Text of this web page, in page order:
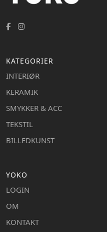
KATEGORIER
INTERIØR
KERAMIK
SMYKKER & ACC
TEKSTIL
BILLEDKUNST
YOKO
LOGIN
OM
KONTAKT